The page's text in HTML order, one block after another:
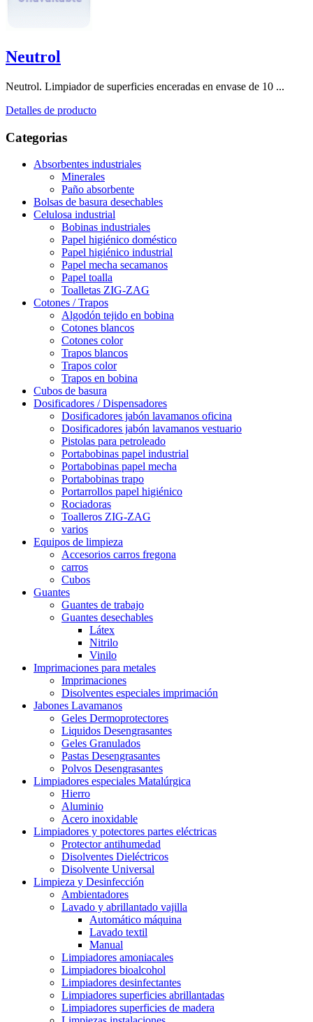
Neutrol
Neutrol. Limpiador de superficies enceradas en envase de 10 ...
Detalles de producto
Categorias
Absorbentes industriales
Minerales
Paño absorbente
Bolsas de basura desechables
Celulosa industrial
Bobinas industriales
Papel higiénico doméstico
Papel higiénico industrial
Papel mecha secamanos
Papel toalla
Toalletas ZIG-ZAG
Cotones / Trapos
Algodón tejido en bobina
Cotones blancos
Cotones color
Trapos blancos
Trapos color
Trapos en bobina
Cubos de basura
Dosificadores / Dispensadores
Dosificadores jabón lavamanos oficina
Dosificadores jabón lavamanos vestuario
Pistolas para petroleado
Portabobinas papel industrial
Portabobinas papel mecha
Portabobinas trapo
Portarrollos papel higiénico
Rociadoras
Toalleros ZIG-ZAG
varios
Equipos de limpieza
Accesorios carros fregona
carros
Cubos
Guantes
Guantes de trabajo
Guantes desechables
Látex
Nitrilo
Vinilo
Imprimaciones para metales
Imprimaciones
Disolventes especiales imprimación
Jabones Lavamanos
Geles Dermoprotectores
Liquidos Desengrasantes
Geles Granulados
Pastas Desengrasantes
Polvos Desengrasantes
Limpiadores especiales Matalúrgica
Hierro
Aluminio
Acero inoxidable
Limpiadores y potectores partes eléctricas
Protector antihumedad
Disolventes Dieléctricos
Disolvente Universal
Limpieza y Desinfección
Ambientadores
Lavado y abrillantado vajilla
Automático máquina
Lavado textil
Manual
Limpiadores amoniacales
Limpiadores bioalcohol
Limpiadores desinfectantes
Limpiadores superficies abrillantadas
Limpiadores superficies de madera